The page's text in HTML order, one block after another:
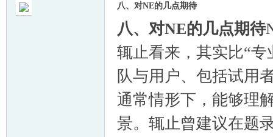
八、对NE的几点期待
八、对NE的几点期待
辄止看来，其实比“
队与用户、包括试用
通常情形下，能够理
景。辄止曾建议在题